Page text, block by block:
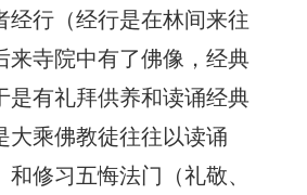
经行（经行是在林间来往
来寺院中有了佛像，经典
是有礼拜供养和读诵经典
大乘佛教徒往往以读诵
和修习五悔法门（礼敬、